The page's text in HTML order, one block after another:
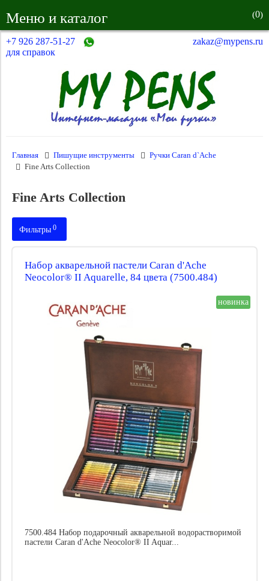
Меню и каталог (0)
+7 926 287-51-27
для справок
zakaz@mypens.ru
Главная Пишущие инструменты
Ручки Caran d`Ache
Fine Arts Collection
Fine Arts Collection
Фильтры 0
Пишущая система:
Количество карандашей:
Набор акварельной пастели Caran d'Ache
Neocolor® II Aquarelle, 84 цвета (7500.484)
новинка
7500.484 Набор подарочный акварельной водорастворимой
пастели Caran d'Ache Neocolor® II Aquar...